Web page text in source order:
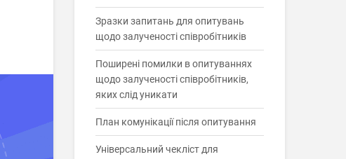
Зразки запитань для опитувань
щодо залученості співробітників
Поширені помилки в опитуваннях
щодо залученості співробітників,
яких слід уникати
План комунікації після опитування
Універсальний чекліст для